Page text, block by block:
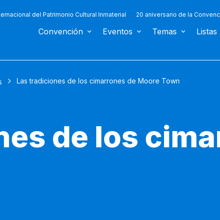
del Patrimonio Cultural Inmaterial 20 aniversario de la
Convención Eventos Temas Listas
Las tradiciones de los cimarrones de Moore Town
de los